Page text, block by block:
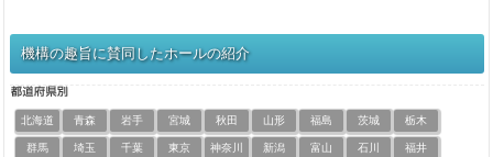
機構の趣旨に賛同したホールの紹介
北海道 青森 岩手 宮城 秋田 山形 福島 茨城 栃木
群馬 埼玉 千葉 東京 神奈川 新潟 富山 石川 福井